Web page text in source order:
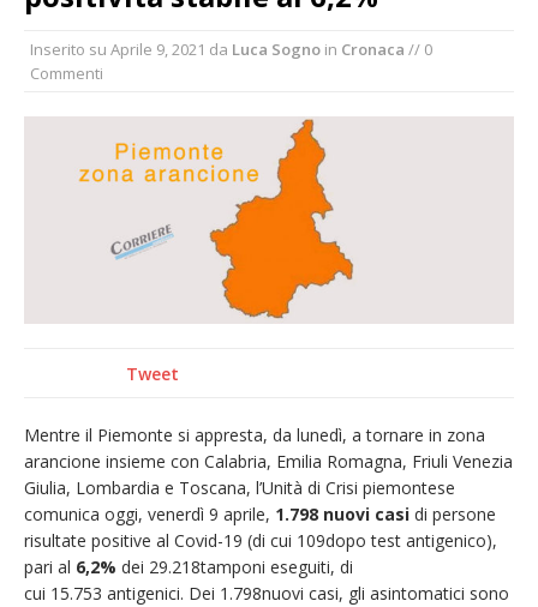
Asl Vc: arrivano i nuovi totem multifunzionali
Tanti fedeli in duomo per S. Eusebio. Mons.
Baturi: «Quel legame profondo tra le Chiese
di Vercelli e Cagliari»
Dieci anni fa l’ingresso a Vercelli
dell’arcivescovo mons. Marco Arnolfo
Inserito su Aprile 9, 2021 da Luca Sogno in Cronaca // 0
Commenti
Tweet
Mentre il Piemonte si appresta, da lunedì, a tornare in zona
arancione insieme con Calabria, Emilia Romagna, Friuli Venezia
Giulia, Lombardia e Toscana, l’Unità di Crisi piemontese
comunica oggi, venerdì 9 aprile, 1.798 nuovi casi di persone
risultate positive al Covid-19 (di cui 109dopo test antigenico),
pari al 6,2% dei 29.218tamponi eseguiti, di
cui 15.753 antigenici. Dei 1.798nuovi casi, gli asintomatici sono